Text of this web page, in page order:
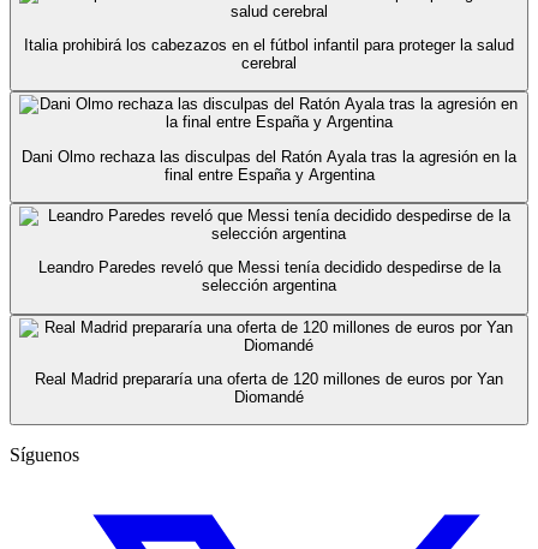
Italia prohibirá los cabezazos en el fútbol infantil para proteger la salud
cerebral
Dani Olmo rechaza las disculpas del Ratón Ayala tras la agresión en la
final entre España y Argentina
Leandro Paredes reveló que Messi tenía decidido despedirse de la
selección argentina
Real Madrid prepararía una oferta de 120 millones de euros por Yan
Diomandé
Síguenos